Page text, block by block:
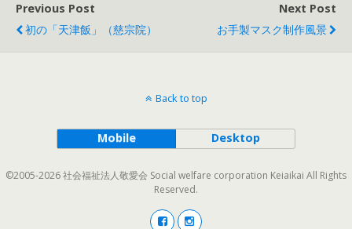
Previous Post
初の「天津飯」（慈宗院）
Next Post
お手製マスク制作風景
Back to top
Mobile Desktop
©2005-2026 社会福祉法人敬愛会 Social welfare corporation Keiaikai All Rights
Reserved.